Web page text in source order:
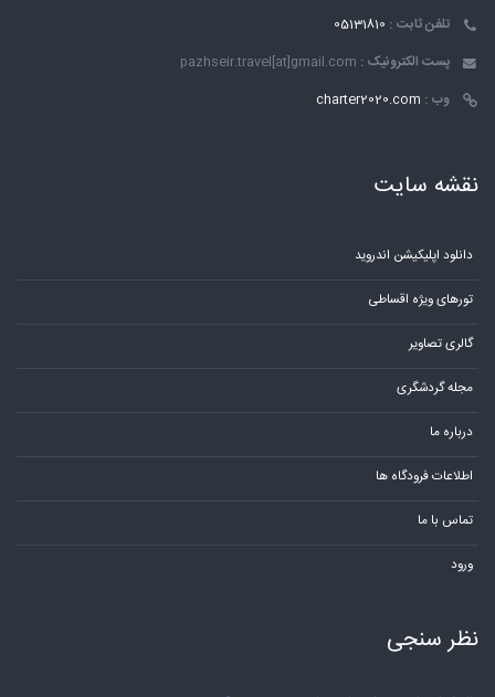
تلفن ثابت : 05131810
پست الکترونیک : pazhseir.travel[at]gmail.com
وب : charter2020.com
نقشه سایت
دانلود اپلیکیشن اندروید
تورهای ویژه اقساطی
گالری تصاویر
مجله گردشگری
درباره ما
اطلاعات فرودگاه ها
تماس با ما
ورود
نظر سنجی